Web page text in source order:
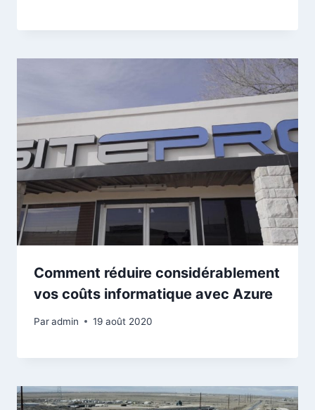
Comment réduire considérablement
vos coûts informatique avec Azure
Paradmin 19 août 2020